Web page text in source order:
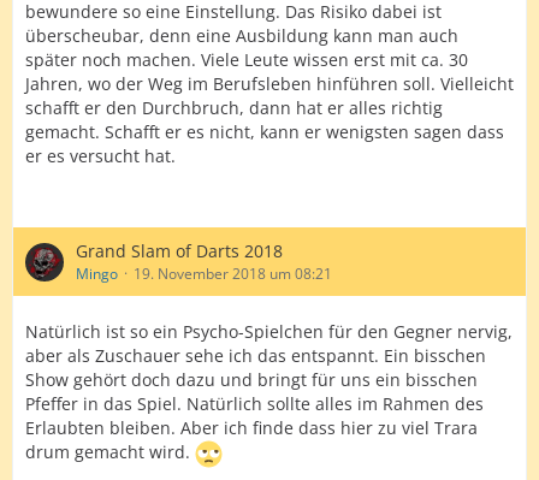
bewundere so eine Einstellung. Das Risiko dabei ist
überscheubar, denn eine Ausbildung kann man auch
später noch machen. Viele Leute wissen erst mit ca. 30
Jahren, wo der Weg im Berufsleben hinführen soll. Vielleicht
schafft er den Durchbruch, dann hat er alles richtig
gemacht. Schafft er es nicht, kann er wenigsten sagen dass
er es versucht hat.
Grand Slam of Darts 2018
Mingo 19. November 2018 um 08:21
Natürlich ist so ein Psycho-Spielchen für den Gegner nervig,
aber als Zuschauer sehe ich das entspannt. Ein bisschen
Show gehört doch dazu und bringt für uns ein bisschen
Pfeffer in das Spiel. Natürlich sollte alles im Rahmen des
Erlaubten bleiben. Aber ich finde dass hier zu viel Trara
drum gemacht wird.